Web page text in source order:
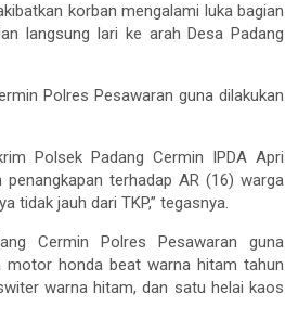
korban mengalami luka bagian
langsung lari ke arah Desa Padang
Polres Pesawaran guna dilakukan
Polsek Padang Cermin IPDA Apri
terhadap AR (16) warga
tidak jauh dari TKP,” tegasnya.
Cermin Polres Pesawaran guna
motor honda beat warna hitam tahun
warna hitam, dan satu helai kaos